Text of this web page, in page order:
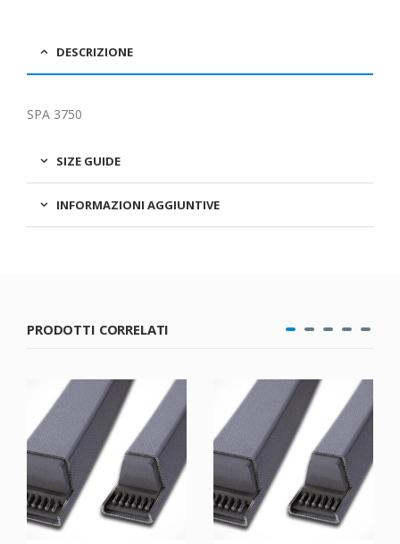
DESCRIZIONE
SPA 3750
SIZE GUIDE
INFORMAZIONI AGGIUNTIVE
PRODOTTI CORRELATI